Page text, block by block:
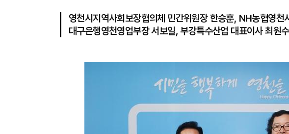
영천시지역사회보장협의체 민간위원장 한승훈, NH농협영천
대구은행영천영업부장 서보일, 부강특수산업 대표이사 최원